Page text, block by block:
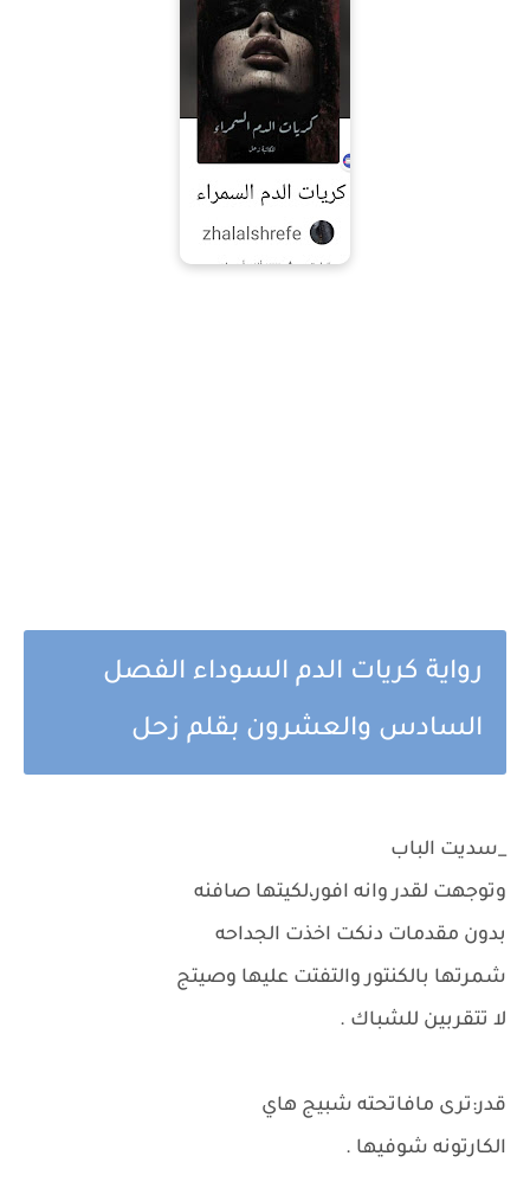
رواية كريات الدم السوداء الفصل
السادس والعشرون بقلم زحل
_سديت الباب
وتوجهت لقدر وانه افور،لكيتها صافنه
بدون مقدمات دنكت اخذت الجداحه
شمرتها بالكنتور والتفتت عليها وصيتج
لا تتقربين للشباك .
قدر:ترى مافاتحته شبيج هاي
الكارتونه شوفيها .